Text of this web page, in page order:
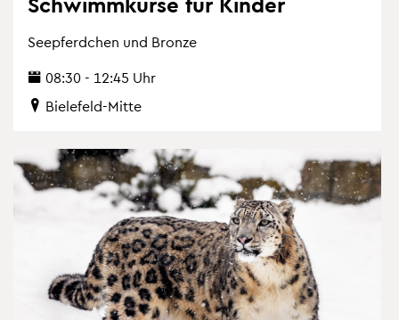
See­pferd­chen und Bron­ze
08:30 - 12:45 Uhr
Bie­le­feld-Mitte